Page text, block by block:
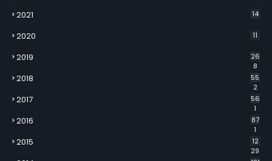
2021 14
2020 11
2019
26
8
2018
55
2
2017
56
1
2016
87
1
2015
12
29